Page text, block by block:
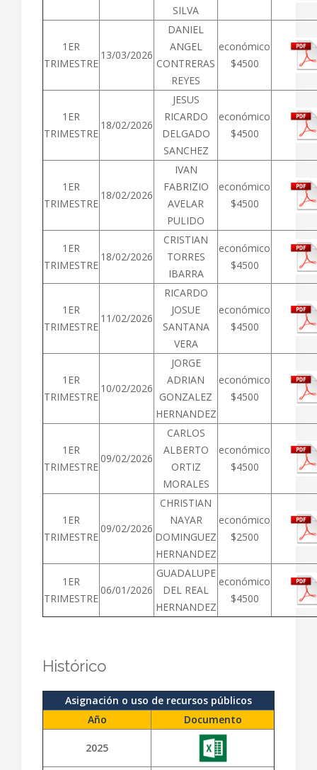
SILVA
1ER
TRIMESTRE
13/03/2026
DANIEL
ANGEL
CONTRERAS
REYES
económico
$4500
1ER
TRIMESTRE
18/02/2026
JESUS
RICARDO
DELGADO
SANCHEZ
económico
$4500
1ER
TRIMESTRE
18/02/2026
IVAN
FABRIZIO
AVELAR
PULIDO
económico
$4500
1ER
TRIMESTRE
18/02/2026
CRISTIAN
TORRES
IBARRA
económico
$4500
1ER
TRIMESTRE
11/02/2026
RICARDO
JOSUE
SANTANA
VERA
económico
$4500
1ER
TRIMESTRE
10/02/2026
JORGE
ADRIAN
GONZALEZ
HERNANDEZ
económico
$4500
1ER
TRIMESTRE
09/02/2026
CARLOS
ALBERTO
ORTIZ
MORALES
económico
$4500
1ER
TRIMESTRE
09/02/2026
CHRISTIAN
NAYAR
DOMINGUEZ
HERNANDEZ
económico
$2500
1ER
TRIMESTRE
06/01/2026
GUADALUPE
DEL REAL
HERNANDEZ
económico
$4500
Histórico
Asignación o uso de recursos públicos
Año
Documento
2025